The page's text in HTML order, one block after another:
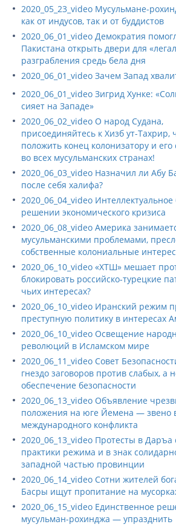
2020_05_23_video Мусульмане-
как от индусов, так и от буддистов
2020_06_01_video Демократия
Пакистана открыть двери для
разграбления средь бела дня
2020_06_01_video Зачем Запад
2020_06_01_video Зигрид Хунке:
сияет на Западе»
2020_06_02_video О народ Судана,
присоединяйтесь к Хизб ут-Тахрир,
положить конец колонизатору и
во всех мусульманских странах!
2020_06_03_video Назначил ли Абу
после себя халифа?
2020_06_04_video
решении экономического кризиса
2020_06_08_video Америка
мусульманскими проблемами,
собственные колониальные
2020_06_10_video «ХТШ» мешает
блокировать российско-турецкие
чьих интересах?
2020_06_10_video Иранский режим
преступную политику в интересах
2020_06_10_video Освещение
революций в Исламском мире
2020_06_11_video Совет
гнездо заговоров против слабых, а
обеспечение безопасности
2020_06_13_video Объявление
положения на юге Йемена — звено
международного конфликта
2020_06_13_video Протесты в Даръа
практики режима и в знак
западной частью провинции
2020_06_14_video Сотни жителей
Басры ищут пропитание на
2020_06_15_video Единственное
мусульман-рохинджа — упразднить